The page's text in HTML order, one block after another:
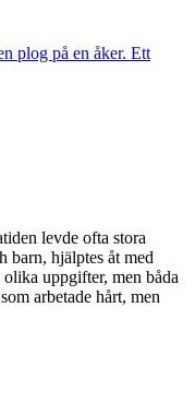
levde ofta stora
barn, hjälptes åt med
uppgifter, men båda
arbetade hårt, men